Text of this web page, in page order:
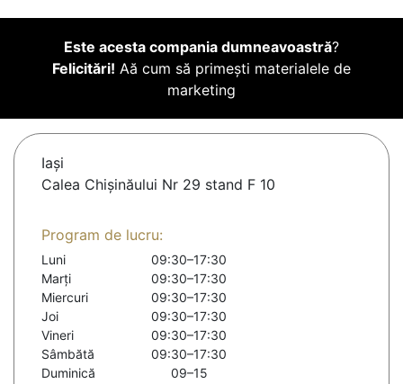
Este acesta compania dumneavoastră?
Felicitări! Aă cum să primești materialele de
marketing
Iaşi
Calea Chișinăului Nr 29 stand F 10
Program de lucru:
Luni
09:30–17:30
Marți
09:30–17:30
Miercuri
09:30–17:30
Joi
09:30–17:30
Vineri
09:30–17:30
Sâmbătă
09:30–17:30
Duminică
09–15